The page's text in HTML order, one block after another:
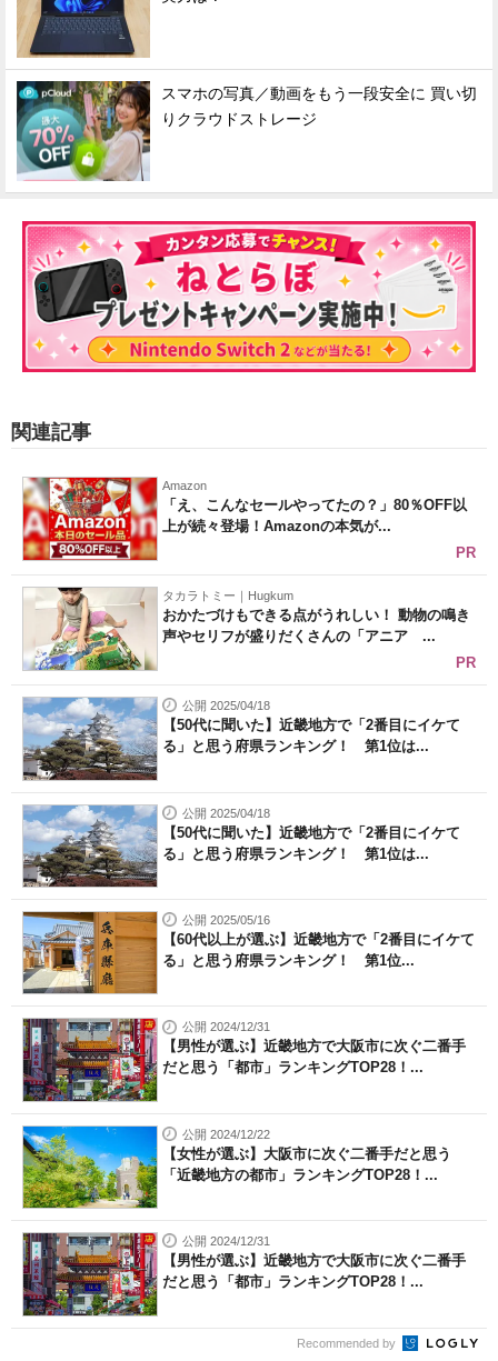
スマホの写真／動画をもう一段安全に 買い切
りクラウドストレージ
関連記事
Amazon
「え、こんなセールやってたの？」80％OFF以
上が続々登場！Amazonの本気が...
PR
タカラトミー｜Hugkum
おかたづけもできる点がうれしい！ 動物の鳴き
声やセリフが盛りだくさんの「アニア ...
PR
公開 2025/04/18
【50代に聞いた】近畿地方で「2番目にイケて
る」と思う府県ランキング！ 第1位は...
公開 2025/04/18
【50代に聞いた】近畿地方で「2番目にイケて
る」と思う府県ランキング！ 第1位は...
公開 2025/05/16
【60代以上が選ぶ】近畿地方で「2番目にイケて
る」と思う府県ランキング！ 第1位...
公開 2024/12/31
【男性が選ぶ】近畿地方で大阪市に次ぐ二番手
だと思う「都市」ランキングTOP28！...
公開 2024/12/22
【女性が選ぶ】大阪市に次ぐ二番手だと思う
「近畿地方の都市」ランキングTOP28！...
公開 2024/12/31
【男性が選ぶ】近畿地方で大阪市に次ぐ二番手
だと思う「都市」ランキングTOP28！...
Recommended by